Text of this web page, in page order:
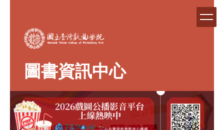
圖書資訊中心